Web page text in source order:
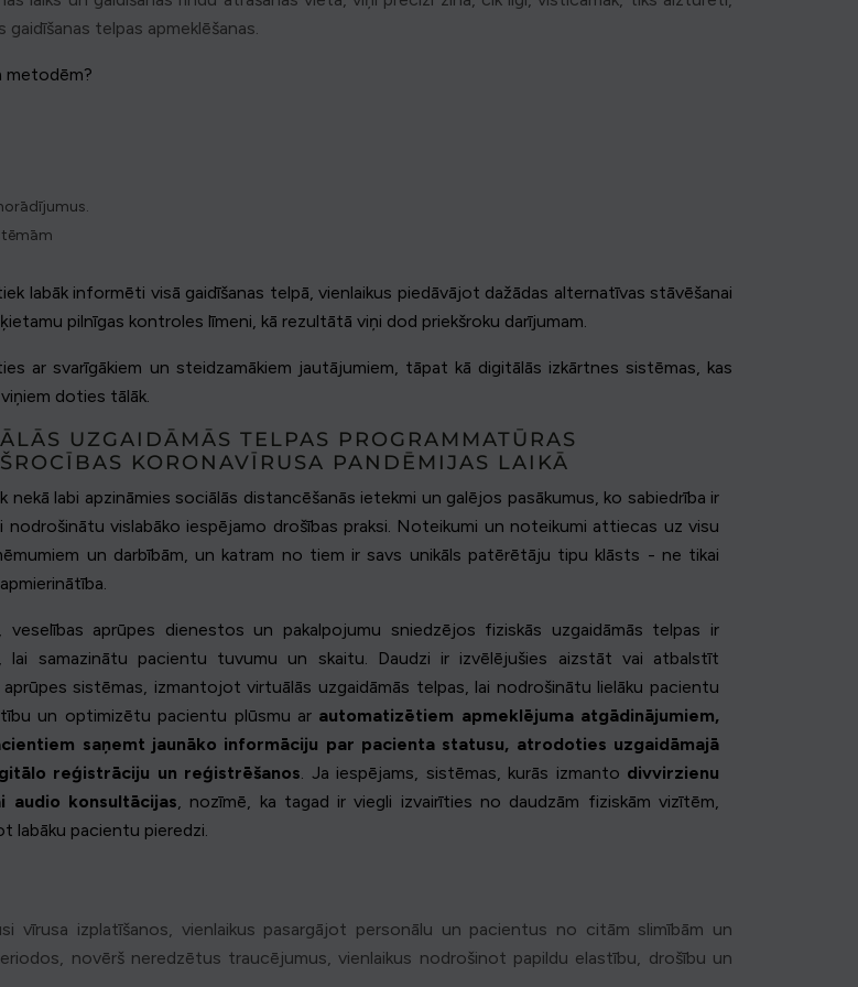
telpas apmeklēšanas.
metodēm?
labāk informēti visā gaidīšanas telpā, vienlaikus piedāvājot dažādas alternatīvas stāvēšanai
pilnīgas kontroles līmeni, kā rezultātā viņi dod priekšroku darījumam.
ar svarīgākiem un steidzamākiem jautājumiem, tāpat kā digitālās izkārtnes sistēmas, kas
doties tālāk.
UZGAIDĀMĀS TELPAS PROGRAMMATŪRAS
KORONAVĪRUSA PANDĒMIJAS LAIKĀ
nekā labi apzināmies sociālās distancēšanās ietekmi un galējos pasākumus, ko sabiedrība ir
nodrošinātu vislabāko iespējamo drošības praksi. Noteikumi un noteikumi attiecas uz visu
un darbībām, un katram no tiem ir savs unikāls patērētāju tipu klāsts - ne tikai
veselības aprūpes dienestos un pakalpojumu sniedzējos fiziskās uzgaidāmās telpas ir
lai samazinātu pacientu tuvumu un skaitu. Daudzi ir izvēlējušies aizstāt vai atbalstīt
aprūpes sistēmas, izmantojot virtuālās uzgaidāmās telpas, lai nodrošinātu lielāku pacientu
un optimizētu pacientu plūsmu ar automatizētiem apmeklējuma atgādinājumiem,
saņemt jaunāko informāciju par pacienta statusu, atrodoties uzgaidāmajā
reģistrāciju un reģistrēšanos . Ja iespējams, sistēmas, kurās izmanto divvirzienu
audio konsultācijas , nozīmē, ka tagad ir viegli izvairīties no daudzām fiziskām vizītēm,
labāku pacientu pieredzi.
vīrusa izplatīšanos, vienlaikus pasargājot personālu un pacientus no citām slimībām un
novērš neredzētus traucējumus, vienlaikus nodrošinot papildu elastību, drošību un